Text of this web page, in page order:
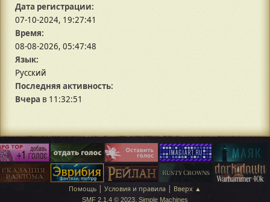
Дата регистрации:
07-10-2024, 19:27:41
Время:
08-08-2026, 05:47:48
Язык:
Русский
Последняя активность:
Вчера в 11:32:51
Помощь | Условия и правила | Вверх ▲
SMF 2.1.4 © 2023, Simple Machines